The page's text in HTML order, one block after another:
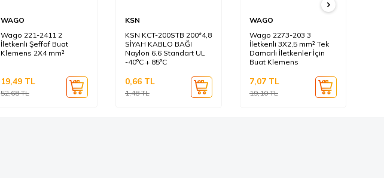
WAGO
Wago 221-2411 2
İletkenli Şeffaf Buat
Klemens 2X4 mm²
52,68TL
19,49 TL
KSN
KSN KCT-200STB 200*4,8
SİYAH KABLO BAĞI
Naylon 6.6 Standart UL
-40°C + 85°C
1,48TL
0,66 TL
WAGO
Wago 2273-203 3
İletkenli 3X2,5 mm² Tek
Damarlı İletkenler İçin
Buat Klemens
19,10TL
7,07 TL